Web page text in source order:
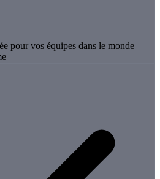
pour vos équipes dans le monde